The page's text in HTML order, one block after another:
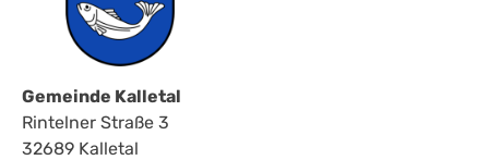
Gemeinde Kalletal
Rintelner Straße 3
32689 Kalletal